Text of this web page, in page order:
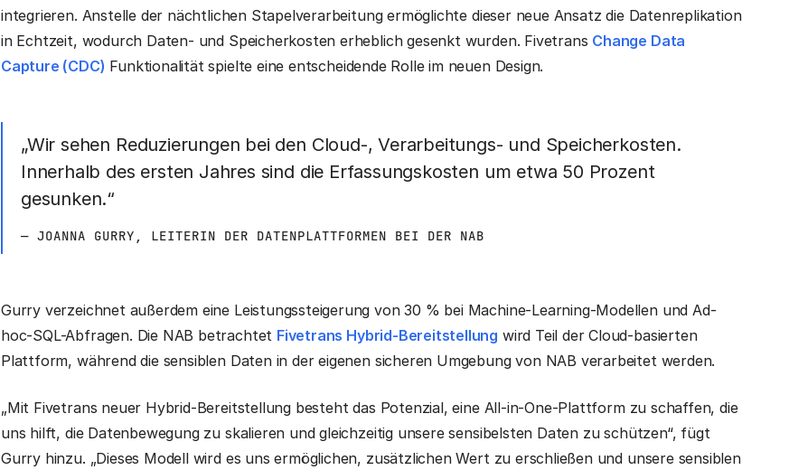
integrieren. Anstelle der nächtlichen Stapelverarbeitung ermöglichte dieser neue Ansatz die Datenreplikation
in Echtzeit, wodurch Daten- und Speicherkosten erheblich gesenkt wurden. Fivetrans Change Data
Capture (CDC) Funktionalität spielte eine entscheidende Rolle im neuen Design.
„Wir sehen Reduzierungen bei den Cloud-, Verarbeitungs- und Speicherkosten.
Innerhalb des ersten Jahres sind die Erfassungskosten um etwa 50 Prozent
gesunken.“
— JOANNA GURRY, LEITERIN DER DATENPLATTFORMEN BEI DER NAB
Gurry verzeichnet außerdem eine Leistungssteigerung von 30 % bei Machine-Learning-Modellen und Ad-
hoc-SQL-Abfragen. Die NAB betrachtet Fivetrans Hybrid-Bereitstellung wird Teil der Cloud-basierten
Plattform, während die sensiblen Daten in der eigenen sicheren Umgebung von NAB verarbeitet werden.
„Mit Fivetrans neuer Hybrid-Bereitstellung besteht das Potenzial, eine All-in-One-Plattform zu schaffen, die
uns hilft, die Datenbewegung zu skalieren und gleichzeitig unsere sensibelsten Daten zu schützen“, fügt
Gurry hinzu. „Dieses Modell wird es uns ermöglichen, zusätzlichen Wert zu erschließen und unsere sensiblen